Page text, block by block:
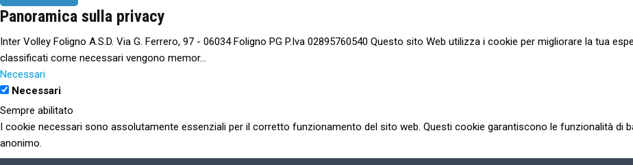
Panoramica sulla privacy
Inter Volley Foligno A.S.D. Via G. Ferrero, 97 - 06034 Foligno PG P.Iva 02895760540 Questo sito Web utilizza i cookie per migliorare la tua
classificati come necessari vengono memor...
Necessari
Necessari
Sempre abilitato
I cookie necessari sono assolutamente essenziali per il corretto funzionamento del sito web. Questi cookie garantiscono le funzionalità di
anonimo.